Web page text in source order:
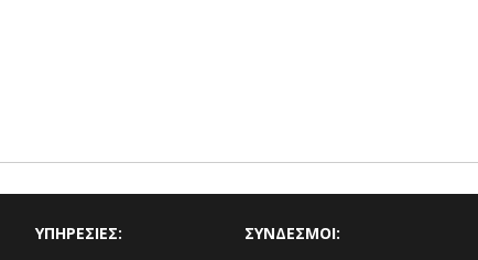
ΥΠΗΡΕΣΙΕΣ: ΣΥΝΔΕΣΜΟΙ: